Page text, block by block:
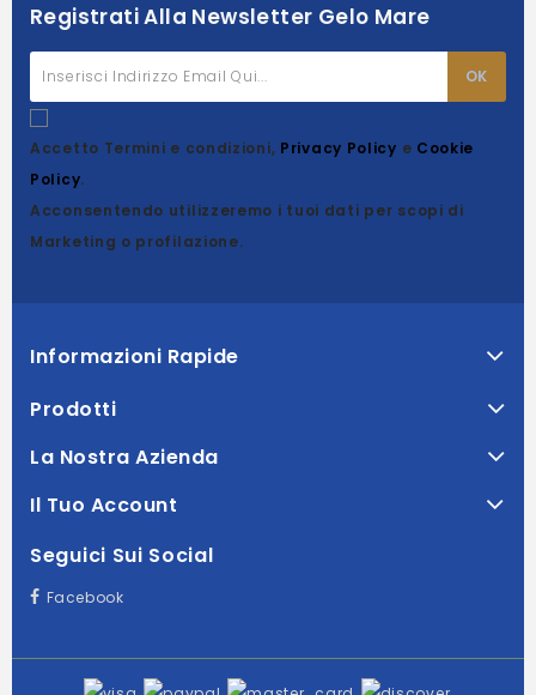
Registrati Alla Newsletter Gelo Mare
Accetto Termini e condizioni, Privacy Policy e Cookie
Policy.
Acconsentendo utilizzeremo i tuoi dati per scopi di
Marketing o profilazione.
Informazioni Rapide
Prodotti
La Nostra Azienda
Il Tuo Account
Seguici Sui Social
Facebook